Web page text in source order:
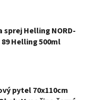
sprej Helling NORD-
89 Helling 500ml
pytel 70x110cm